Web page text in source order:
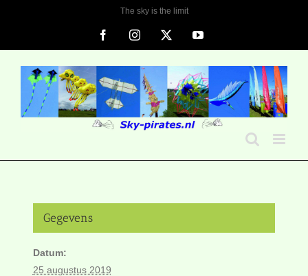
The sky is the limit
FacebookInstagram YouTube
Gegevens
Datum:
25 augustus 2019